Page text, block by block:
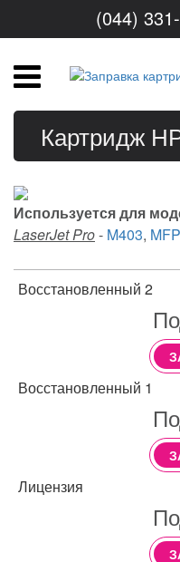
(044)
Картридж
Используется для
LaserJet Pro- M403,
Восстановленный 2
Восстановленный 1
Лицензия